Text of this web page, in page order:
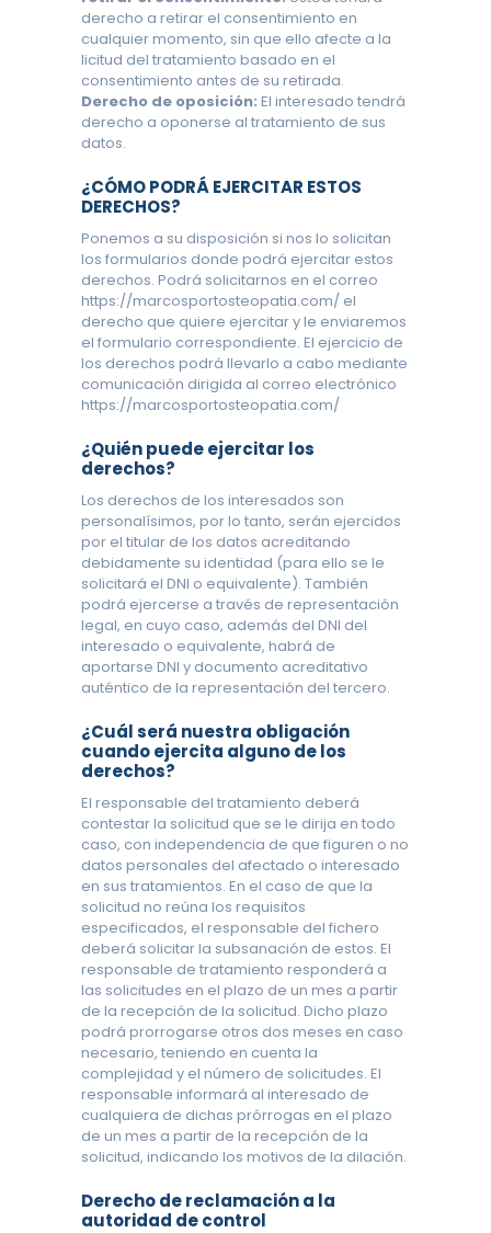
derecho a retirar el consentimiento en
cualquier momento, sin que ello afecte a la
licitud del tratamiento basado en el
consentimiento antes de su retirada.
Derecho de oposición: El interesado tendrá
derecho a oponerse al tratamiento de sus
datos.
¿CÓMO PODRÁ EJERCITAR ESTOS
DERECHOS?
Ponemos a su disposición si nos lo solicitan
los formularios donde podrá ejercitar estos
derechos. Podrá solicitarnos en el correo
https://marcosportosteopatia.com/ el
derecho que quiere ejercitar y le enviaremos
el formulario correspondiente. El ejercicio de
los derechos podrá llevarlo a cabo mediante
comunicación dirigida al correo electrónico
https://marcosportosteopatia.com/
¿Quién puede ejercitar los
derechos?
Los derechos de los interesados son
personalísimos, por lo tanto, serán ejercidos
por el titular de los datos acreditando
debidamente su identidad (para ello se le
solicitará el DNI o equivalente). También
podrá ejercerse a través de representación
legal, en cuyo caso, además del DNI del
interesado o equivalente, habrá de
aportarse DNI y documento acreditativo
auténtico de la representación del tercero.
¿Cuál será nuestra obligación
cuando ejercita alguno de los
derechos?
El responsable del tratamiento deberá
contestar la solicitud que se le dirija en todo
caso, con independencia de que figuren o no
datos personales del afectado o interesado
en sus tratamientos. En el caso de que la
solicitud no reúna los requisitos
especificados, el responsable del fichero
deberá solicitar la subsanación de estos. El
responsable de tratamiento responderá a
las solicitudes en el plazo de un mes a partir
de la recepción de la solicitud. Dicho plazo
podrá prorrogarse otros dos meses en caso
necesario, teniendo en cuenta la
complejidad y el número de solicitudes. El
responsable informará al interesado de
cualquiera de dichas prórrogas en el plazo
de un mes a partir de la recepción de la
solicitud, indicando los motivos de la dilación.
Derecho de reclamación a la
autoridad de control